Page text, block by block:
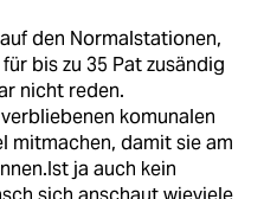
den Normalstationen,
bis zu 35 Pat zusändig
nicht reden.
komunalen
mitmachen, damit sie am
ja auch kein